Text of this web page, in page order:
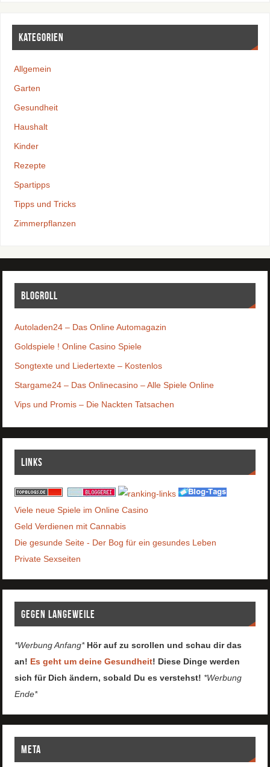
Kategorien
Allgemein
Garten
Gesundheit
Haushalt
Kinder
Rezepte
Spartipps
Tipps und Tricks
Zimmerpflanzen
Blogroll
Autoladen24 – Das Online Automagazin
Goldspiele ! Online Casino Spiele
Songtexte und Liedertexte – Kostenlos
Stargame24 – Das Onlinecasino – Alle Spiele Online
Vips und Promis – Die Nackten Tatsachen
Links
Viele neue Spiele im Online Casino
Geld Verdienen mit Cannabis
Die gesunde Seite - Der Bog für ein gesundes Leben
Private Sexseiten
Gegen Langeweile
*Werbung Anfang* Hör auf zu scrollen und schau dir das
an! Es geht um deine Gesundheit! Diese Dinge werden
sich für Dich ändern, sobald Du es verstehst! *Werbung
Ende*
Meta